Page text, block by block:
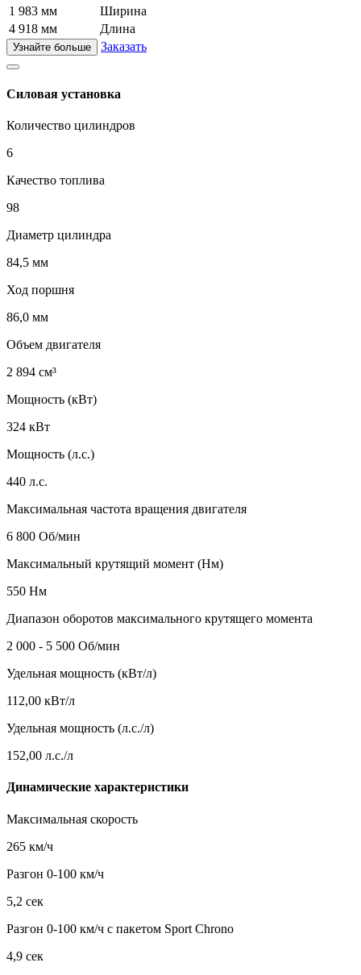
1 983 мм
Ширина
4 918 мм
Длина
Узнайте больше Заказать
Силовая установка
Количество цилиндров
6
Качество топлива
98
Диаметр цилиндра
84,5 мм
Ход поршня
86,0 мм
Объем двигателя
2 894 см³
Мощность (кВт)
324 кВт
Мощность (л.с.)
440 л.с.
Максимальная частота вращения двигателя
6 800 Об/мин
Максимальный крутящий момент (Нм)
550 Нм
Диапазон оборотов максимального крутящего момента
2 000 - 5 500 Об/мин
Удельная мощность (кВт/л)
112,00 кВт/л
Удельная мощность (л.с./л)
152,00 л.с./л
Динамические характеристики
Максимальная скорость
265 км/ч
Разгон 0-100 км/ч
5,2 сек
Разгон 0-100 км/ч с пакетом Sport Chrono
4,9 сек